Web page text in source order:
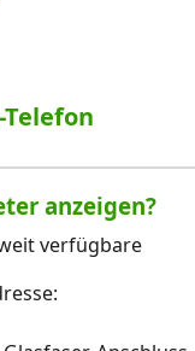
anzeigen?
verfügbare